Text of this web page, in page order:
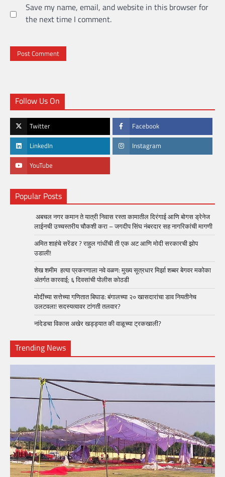
Save my name, email, and website in this browser for
the next time I comment.
Follow Us On
Twitter Facebook
LinkedIn Instagram
YouTube
Popular Posts
अबचल नगर कमान ते यात्री निवास रस्ता कामातील दिरंगाई आणि बोगस ड्रेनेज
लाईनची उच्चस्तरीय चौकशी करा – जगदीप सिंघ नंबरदार सह नागरिकांची मागणी
अमित शाहंचे सरेंडर ? राहुल गांधींची ती एक अट आणि मोदी सरकारची झोप
उडाली!
शेख शमीम हत्या प्रकरणाला नवे वळण: मुख्य सूत्रधार मिर्झा शब्बर बेगवर मकोका
अंतर्गत कारवाई; ६ दिवसांची पोलीस कोठडी
मोदींच्या सत्तेच्या गणितात बिघाड: बंगालच्या २० खासदारांचा डाव नियतीनेच
उलटवला! सदस्यत्वावर टांगती तलवार?
नांदेडचा विकास अखेर खड्ड्यात की वाळूच्या ट्रकखाली?
Trending News